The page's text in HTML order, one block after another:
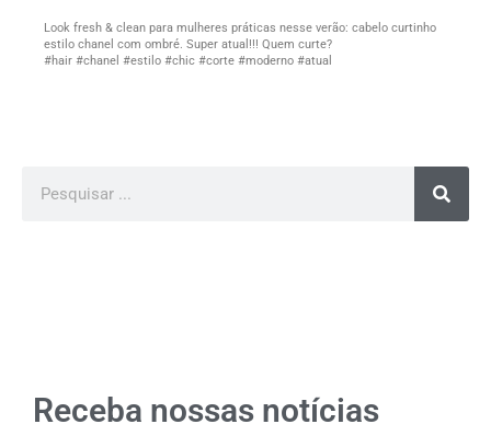
Look fresh & clean para mulheres práticas nesse verão: cabelo curtinho
estilo chanel com ombré. Super atual!!! Quem curte?
#hair #chanel #estilo #chic #corte #moderno #atual
Receba nossas notícias